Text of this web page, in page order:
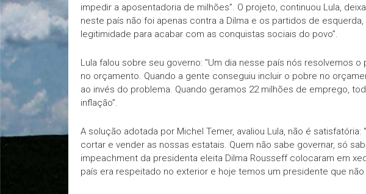
impedir a aposentadoria de milhões”. O projeto, continuou Lula,
neste país não foi apenas contra a Dilma e os partidos de
legitimidade para acabar com as conquistas sociais do povo”.
Lula falou sobre seu governo: "Um dia nesse país nós resolvemos
no orçamento. Quando a gente conseguiu incluir o pobre no
ao invés do problema. Quando geramos 22 milhões de emprego,
inflação”.
A solução adotada por Michel Temer, avaliou Lula, não é
cortar e vender as nossas estatais. Quem não sabe governar, só
impeachment da presidenta eleita Dilma Rousseff colocaram em
país era respeitado no exterior e hoje temos um presidente que